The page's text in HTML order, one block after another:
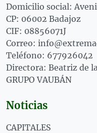
Domicilio social:
CP: 06002 Badajoz
CIF: 08856071J
Correo:
Teléfono: 677926042
Directora: Beatriz de
GRUPO VAUBÁN
Noticias
CAPITALES